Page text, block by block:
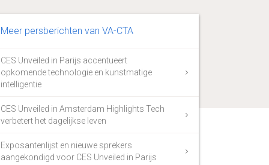
Meer persberichten van VA-CTA
CES Unveiled in Parijs accentueert
opkomende technologie en kunstmatige
intelligentie
CES Unveiled in Amsterdam Highlights Tech
verbetert het dagelijkse leven
Exposantenlijst en nieuwe sprekers
aangekondigd voor CES Unveiled in Parijs